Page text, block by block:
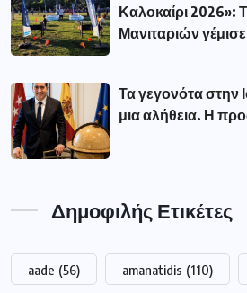
Καλοκαίρι 2026»:
Μανιταριών γέμισε
Τα γεγονότα στην
μια αλήθεια. Η
Δημοφιλής Ετικέτες
aade (56) amanatidis (110)